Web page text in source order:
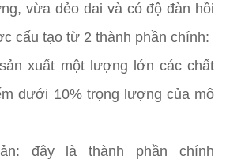
vừa dẻo dai và có độ đàn hồi
cấu tạo từ 2 thành phần chính:
xuất một lượng lớn các chất
dưới 10% trọng lượng của mô
đây là thành phần chính